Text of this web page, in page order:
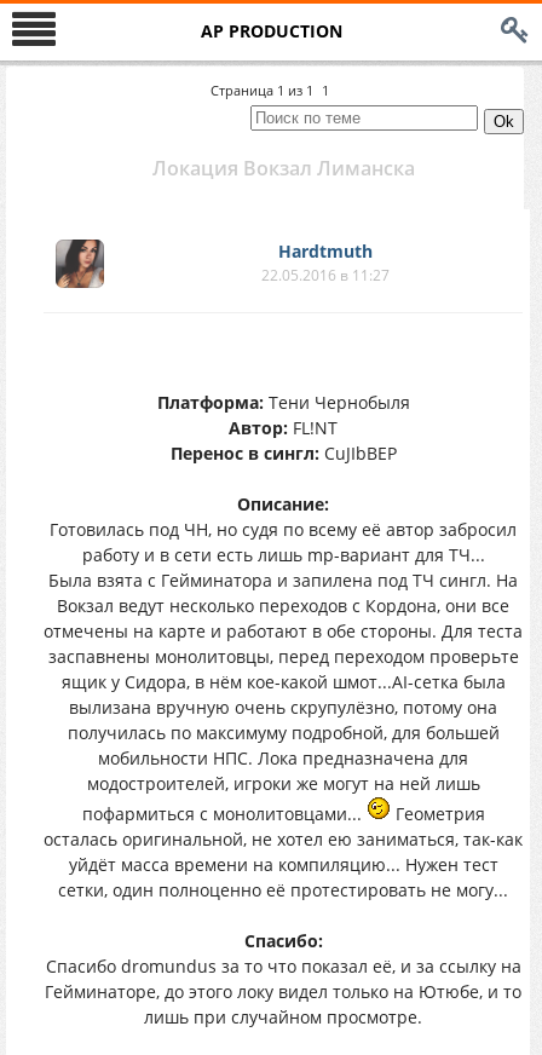
AP PRODUCTION
Страница 1 из 1 1
Локация Вокзал Лиманска
Hardtmuth
22.05.2016 в 11:27
Платформа:Тени Чернобыля
Автор: FL!NT
Перенос в сингл: CuJIbBEP
Описание:
Готовилась под ЧН, но судя по всему её автор забросил
работу и в сети есть лишь mp-вариант для ТЧ...
Была взята с Гейминатора и запилена под ТЧ сингл. На
Вокзал ведут несколько переходов с Кордона, они все
отмечены на карте и работают в обе стороны. Для теста
заспавнены монолитовцы, перед переходом проверьте
ящик у Сидора, в нём кое-какой шмот...AI-сетка была
вылизана вручную очень скрупулёзно, потому она
получилась по максимуму подробной, для большей
мобильности НПС. Лока предназначена для
модостроителей, игроки же могут на ней лишь
пофармиться с монолитовцами...
Геометрия
осталась оригинальной, не хотел ею заниматься, так-как
уйдёт масса времени на компиляцию... Нужен тест
сетки, один полноценно её протестировать не могу...
Спасибо:
Спасибо dromundus за то что показал её, и за ссылку на
Гейминаторе, до этого локу видел только на Ютюбе, и то
лишь при случайном просмотре.